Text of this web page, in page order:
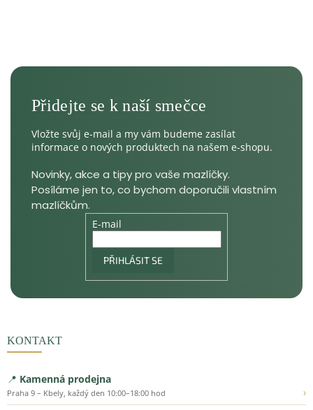
Vložte svůj e-mail a my vám budeme zasílat
informace o nových produktech na našem e-shopu.
E-mail
PŘIHLÁSIT SE
KONTAKT
📍 Kamenná prodejna
Praha 9 – Kbely, každý den 10:00–18:00 hod
›